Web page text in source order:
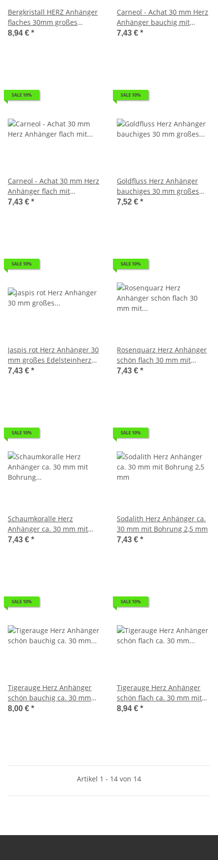
Bergkristall HERZ Anhänger
flaches 30mm großes
Edelsteinherz mit Bohrung
8,94 € *
Carneol - Achat 30 mm Herz
Anhänger bauchig mit
Bohrung: ca. 2,5 mm
7,43 € *
SALE 10%
Carneol - Achat 30 mm Herz
Anhänger flach mit
Bohrung: ca. 2,5 mm
7,43 € *
SALE 10%
Goldfluss Herz Anhänger
bauchiges 30 mm großes
Edelsteinherz Bohrung ca.
7,52 € *
SALE 10%
Jaspis rot Herz Anhänger 30
mm großes Edelsteinherz
ca. 2,5 mm Bohrung und
7,43 € *
SALE 10%
Rosenquarz Herz Anhänger
schön flach 30 mm mit
Bohrung ca. 2,5 mm
7,43 € *
SALE 10%
Schaumkoralle Herz
Anhänger ca. 30 mm mit
Bohrung ca. 2,5 mm
7,43 € *
SALE 10%
Sodalith Herz Anhänger ca.
30 mm mit Bohrung 2,5 mm
7,43 € *
SALE 10%
Tigerauge Herz Anhänger
schön bauchig ca. 30 mm
mit Bohrung ca. 2,5 mm
8,00 € *
SALE 10%
Tigerauge Herz Anhänger
schön flach ca. 30 mm mit
Bohrung ca. 2,5 mm
8,94 € *
Artikel 1 - 14 von 14